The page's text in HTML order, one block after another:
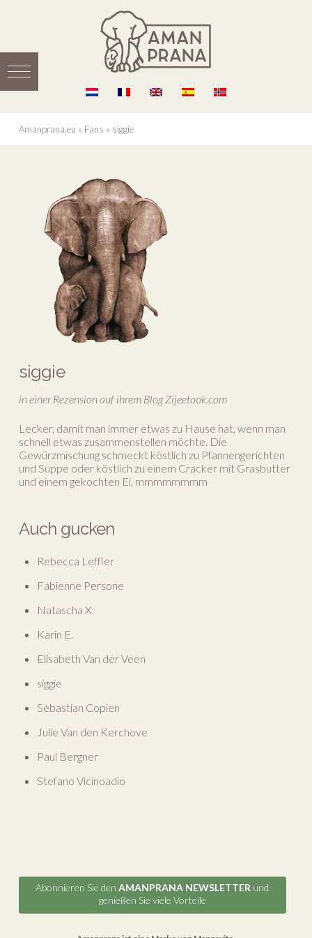
Amanprana.eu » Fans » siggie
siggie
in einer Rezension auf ihrem Blog Zijeetook.com
Lecker, damit man immer etwas zu Hause hat, wenn man
schnell etwas zusammenstellen möchte. Die
Gewürzmischung schmeckt köstlich zu Pfannengerichten
und Suppe oder köstlich zu einem Cracker mit Grasbutter
und einem gekochten Ei, mmmmmmmm
Auch gucken
Rebecca Leffler
Fabienne Persone
Natascha X.
Karin E.
Elisabeth Van der Veen
siggie
Sebastian Copien
Julie Van den Kerchove
Paul Bergner
Stefano Vicinoadio
Abonnieren Sie denAMANPRANA NEWSLETTER und
genießen Sie viele Vorteile